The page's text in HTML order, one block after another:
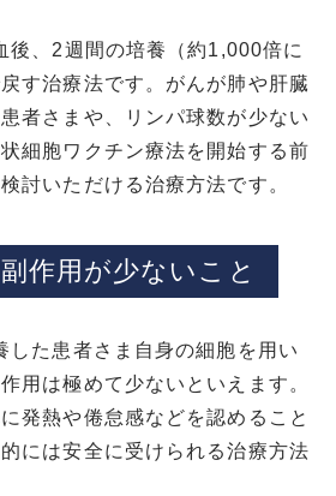
後、2週間の培養（約1,000倍に
す治療法です。がんが肺や肝臓
者さまや、リンパ球数が少ない
細胞ワクチン療法を開始する前
討いただける治療方法です。
作用が少ないこと
した患者さま自身の細胞を用い
用は極めて少ないといえます。
発熱や倦怠感などを認めること
には安全に受けられる治療方法